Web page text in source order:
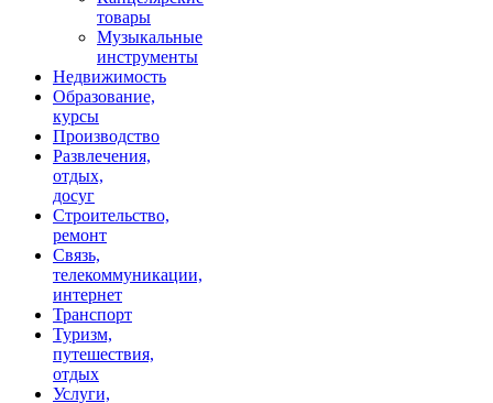
товары
Музыкальные
инструменты
Недвижимость
Образование,
курсы
Производство
Развлечения,
отдых,
досуг
Строительство,
ремонт
Связь,
телекоммуникации,
интернет
Транспорт
Туризм,
путешествия,
отдых
Услуги,